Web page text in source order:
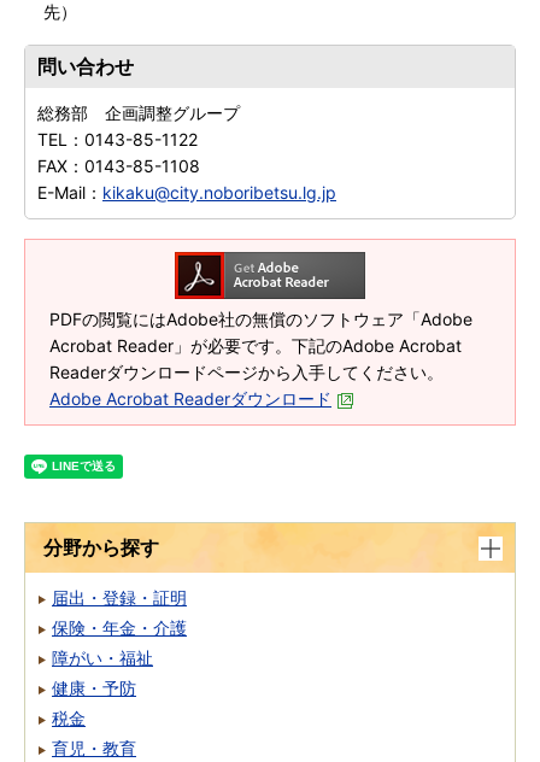
先）
問い合わせ
総務部 企画調整グループ
TEL： 0143-85-1122
FAX： 0143-85-1108
E-Mail： kikaku@city.noboribetsu.lg.jp
PDFの閲覧にはAdobe社の無償のソフトウェア「Adobe
Acrobat Reader」が必要です。下記のAdobe Acrobat
Readerダウンロードページから入手してください。
Adobe Acrobat Readerダウンロード
分野から探す
届出・登録・証明
保険・年金・介護
障がい・福祉
健康・予防
税金
育児・教育